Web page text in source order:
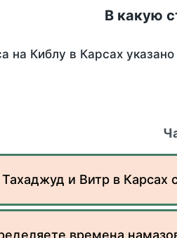
В какую
на Киблу в Карсах
и Витр в Карсах
времена